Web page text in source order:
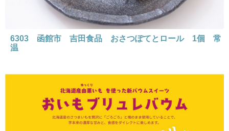
6303 函館市 吉田食品 おさつぽてとロール 1個 常
温